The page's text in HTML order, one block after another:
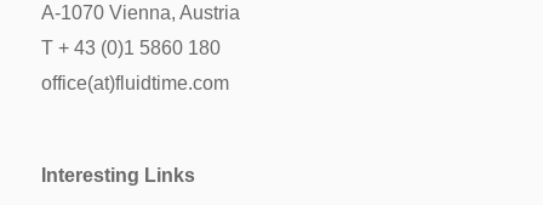
A-1070 Vienna, Austria
T + 43 (0)1 5860 180
office(at)fluidtime.com
Interesting Links